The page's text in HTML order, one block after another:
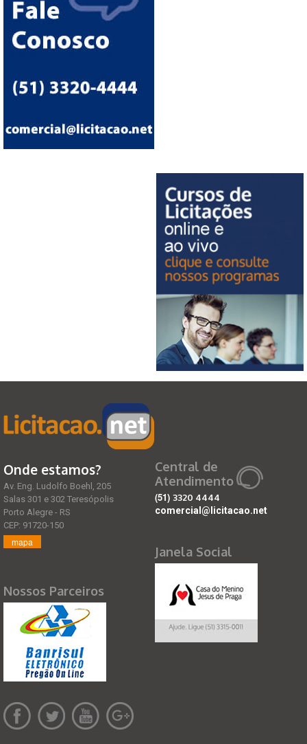
Onde estamos?
Av. Eng. Ludolfo Boehl, 205
Salas 301 e 302 Teresópolis
Porto Alegre - RS
CEP: 91720-150
mapa
Nossos Parceiros
Central de
Atendimento
(51) 3320 4444
comercial@licitacao.net
Janela Social